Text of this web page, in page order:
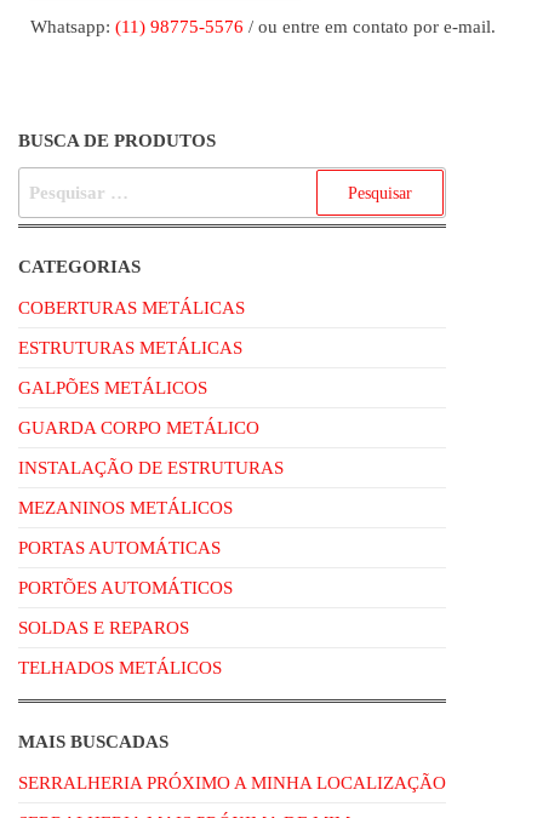
Whatsapp: (11) 98775-5576 / ou entre em contato por e-mail.
BUSCA DE PRODUTOS
CATEGORIAS
COBERTURAS METÁLICAS
ESTRUTURAS METÁLICAS
GALPÕES METÁLICOS
GUARDA CORPO METÁLICO
INSTALAÇÃO DE ESTRUTURAS
MEZANINOS METÁLICOS
PORTAS AUTOMÁTICAS
PORTÕES AUTOMÁTICOS
SOLDAS E REPAROS
TELHADOS METÁLICOS
MAIS BUSCADAS
SERRALHERIA PRÓXIMO A MINHA LOCALIZAÇÃO